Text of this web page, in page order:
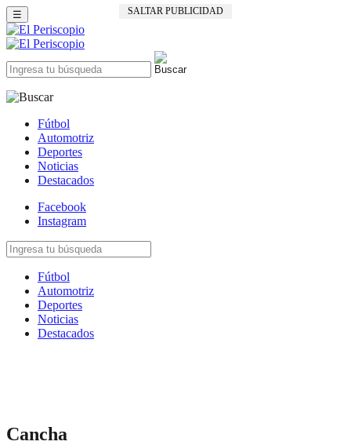
SALTAR PUBLICIDAD
☰
Fútbol
Automotriz
Deportes
Noticias
Destacados
Facebook
Instagram
Fútbol
Automotriz
Deportes
Noticias
Destacados
Cancha